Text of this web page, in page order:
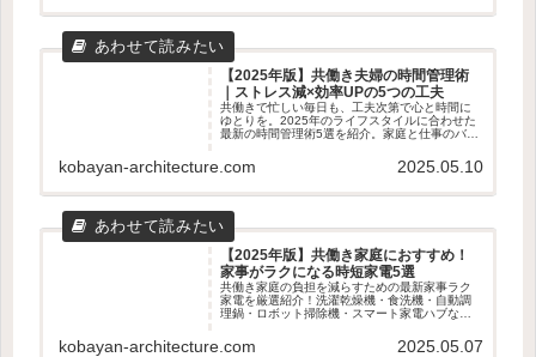
【2025年版】共働き夫婦の時間管理術
｜ストレス減×効率UPの5つの工夫
共働きで忙しい毎日も、工夫次第で心と時間に
ゆとりを。2025年のライフスタイルに合わせた
最新の時間管理術5選を紹介。家庭と仕事のバラ
kobayan-architecture.com 2025.05.10
【2025年版】共働き家庭におすすめ！
家事がラクになる時短家電5選
共働き家庭の負担を減らすための最新家事ラク
家電を厳選紹介！洗濯乾燥機・食洗機・自動調
理鍋・ロボット掃除機・スマート家電ハブな
kobayan-architecture.com 2025.05.07